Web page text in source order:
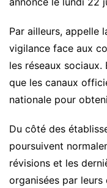
Par ailleurs, appelle
vigilance face aux
les réseaux
que les canaux
nationale pour
Du côté des
poursuivent
révisions et les
organisées par